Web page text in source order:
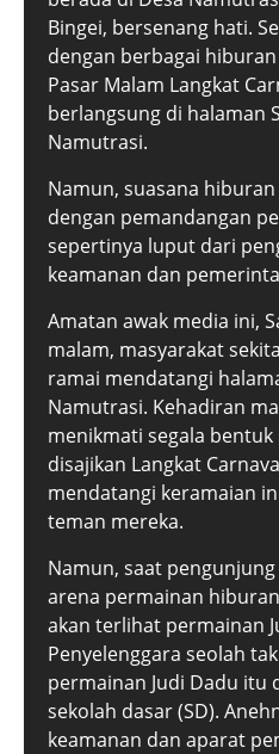
Bingei, bersenang hati.
dengan berbagai
Pasar Malam Langkat
berlangsung di halaman
Namutrasi.
Namun, suasana
dengan pemandangan
sepertinya luput dari
keamanan dan
Amatan awak media ini,
malam, masyarakat
ramai mendatangi
Namutrasi. Kehadiran
menikmati segala
disajikan Langkat
mendatangi keramaian
teman mereka.
Namun, saat
arena permainan
akan terlihat permainan
Penyelenggara seolah
permainan Judi Dadu itu
sekolah dasar (SD).
keamanan dan aparat